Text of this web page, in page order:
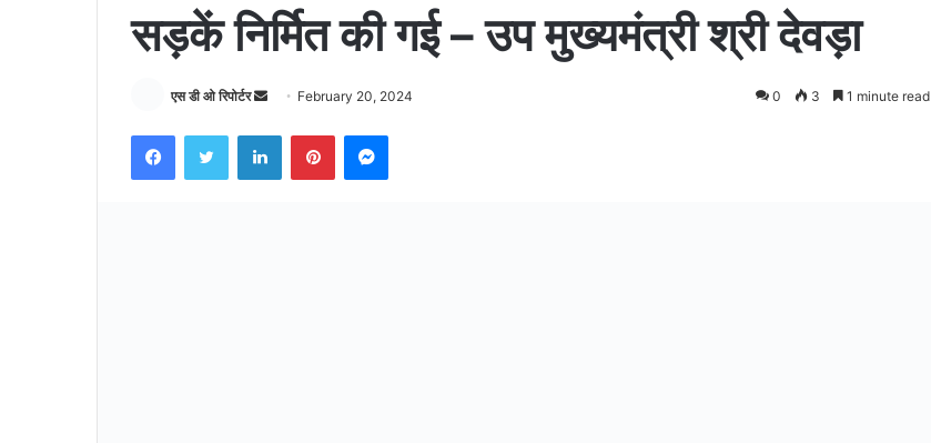
सड़कें निर्मित की गई – उप मुख्यमंत्री श्री देवड़ा
एस डी ओ रिपोर्टर
Send February 20, 2024 0 3 1 minute read
FacebookTwitter LinkedInPinterestMessenger